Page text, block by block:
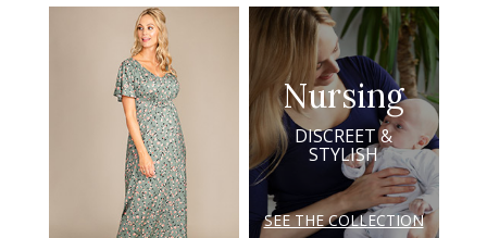
Nursing
DISCREET &
STYLISH
SEE THE COLLECTION